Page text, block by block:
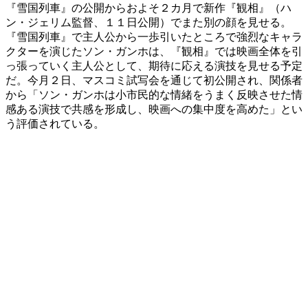
『雪国列車』の公開からおよそ２カ月で新作『観相』（ハ
ン・ジェリム監督、１１日公開）でまた別の顔を見せる。
『雪国列車』で主人公から一歩引いたところで強烈なキャラ
クターを演じたソン・ガンホは、『観相』では映画全体を引
っ張っていく主人公として、期待に応える演技を見せる予定
だ。今月２日、マスコミ試写会を通じて初公開され、関係者
から「ソン・ガンホは小市民的な情緒をうまく反映させた情
感ある演技で共感を形成し、映画への集中度を高めた」とい
う評価されている。